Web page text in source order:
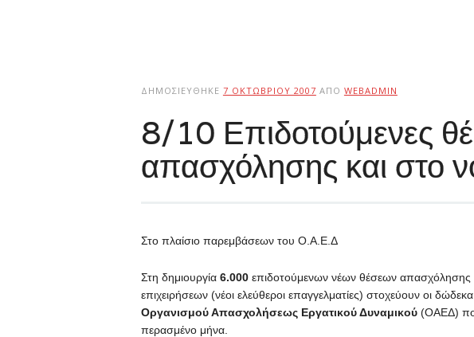
ΔΗΜΟΣΙΕΎΘΗΚΕ 7 ΟΚΤΩΒΡΊΟΥ 2007 ΑΠΌ WEBADMIN
8/10 Επιδοτούμενες
απασχόλησης και στο
Στο πλαίσιο παρεμβάσεων του Ο.Α.Ε.Δ
Στη δημιουργία 6.000επιδοτούμενων νέων θέσεων απασχόλησης
επιχειρήσεων (νέοι ελεύθεροι επαγγελματίες) στοχεύουν οι
Οργανισμού Απασχολήσεως Εργατικού Δυναμικού(ΟΑΕΔ)
περασμένο μήνα.